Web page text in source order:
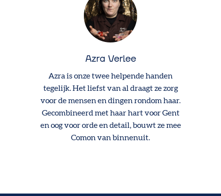
Azra Verlee
Azra is onze twee helpende handen
tegelijk. Het liefst van al draagt ze zorg
voor de mensen en dingen rondom haar.
Gecombineerd met haar hart voor Gent
en oog voor orde en detail, bouwt ze mee
Comon van binnenuit.